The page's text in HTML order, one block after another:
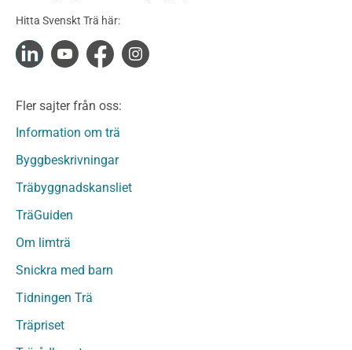
Konstruktionsvirke Fingerskarvat
Konstruktionsvirke Fingerskarvat Obehandlat
Limträ
Fanerträ
Fanerträ Obehandlat
Träpanel och Utvändig beklädnad Behandlat
Träpanel och utvändig beklädnad Obehandlat
Trägolv
Trägolv Obehandlat
Sågat virke
Sågat virke Behandlat
Övriga träprodukter
Hitta Svenskt Trä här:
Fler sajter från oss:
Information om trä
Byggbeskrivningar
Träbyggnadskansliet
TräGuiden
Om limträ
Snickra med barn
Tidningen Trä
Träpriset